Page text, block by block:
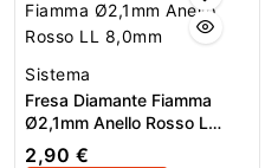
controllate.
Sistema
Fresa Diamante Fiamma
Ø2,1mm Anello Rosso LL
8,0mm
2,90 €